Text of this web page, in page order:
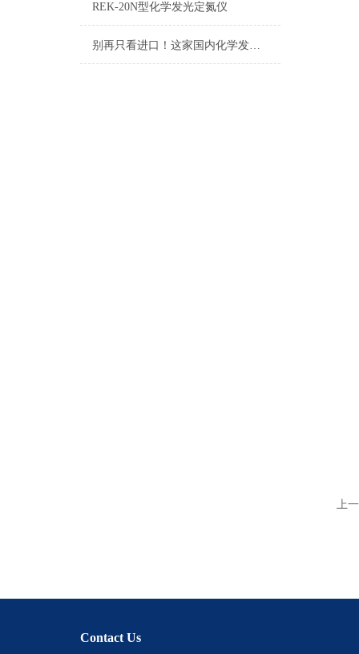
REK-20N型化学发光定氮仪
别再只看进口！这家国内化学发光定氮仪生产厂家已实现技术突破
上
Contact Us